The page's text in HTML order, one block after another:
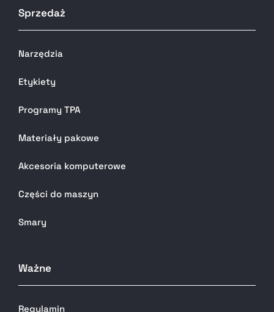
Sprzedaż
Narzędzia
Etykiety
Programy TPA
Materiały pakowe
Akcesoria komputerowe
Części do maszyn
Smary
Ważne
Regulamin